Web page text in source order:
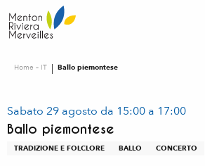
au
contenu
Home – IT Ballo piemontese
Sabato 29 agosto da 15:00 a 17:00
Ballo piemontese
TRADIZIONE E FOLCLORE BALLO CONCERTO